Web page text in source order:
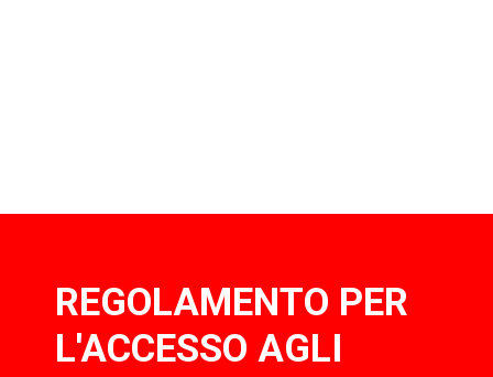
REGOLAMENTO PER
L'ACCESSO AGLI